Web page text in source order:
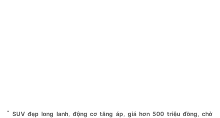
SUV đẹp long lanh, động cơ tăng áp, giá hơn 500 triệu đồng, chờ